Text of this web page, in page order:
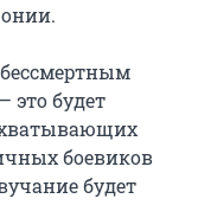
это будет
боевиков
будет